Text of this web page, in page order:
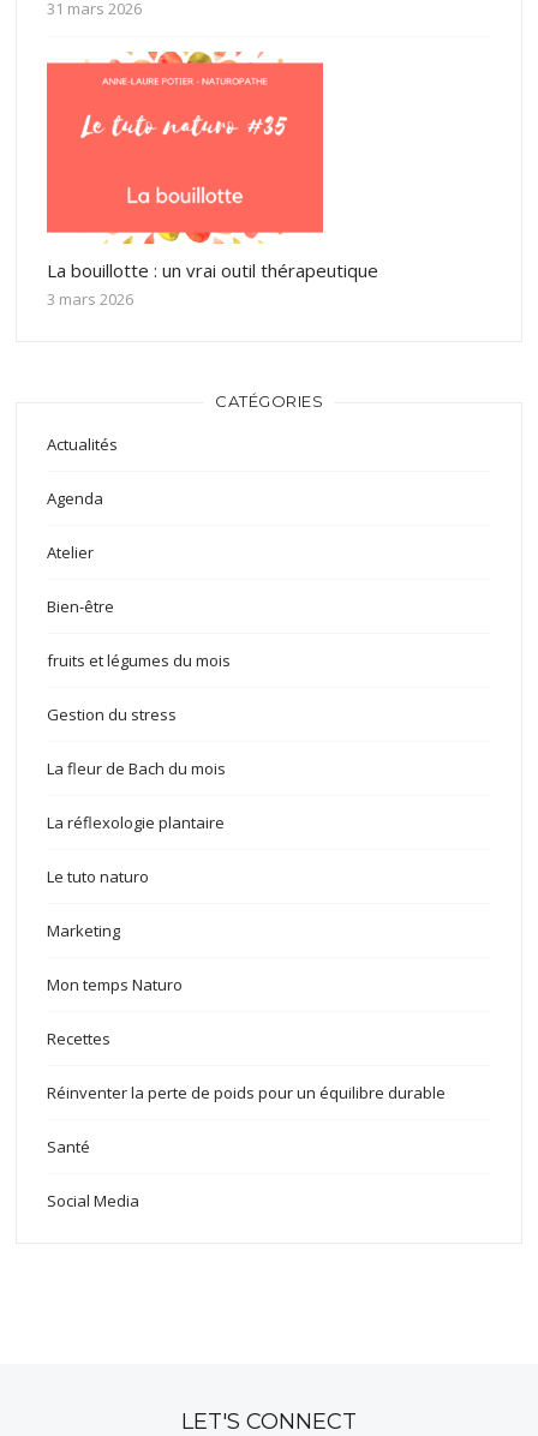
31 mars 2026
La bouillotte : un vrai outil thérapeutique
3 mars 2026
CATÉGORIES
Actualités
Agenda
Atelier
Bien-être
fruits et légumes du mois
Gestion du stress
La fleur de Bach du mois
La réflexologie plantaire
Le tuto naturo
Marketing
Mon temps Naturo
Recettes
Réinventer la perte de poids pour un équilibre durable
Santé
Social Media
LET'S CONNECT